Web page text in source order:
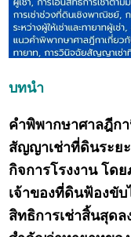
บทนำ
คำพิพากษาศาลฎีก
สัญญาเช่าที่ดินระย
กิจการโรงงาน โด
เจ้าของที่ดินฟ้องขับ
สิทธิการเช่าสิ้นสุด